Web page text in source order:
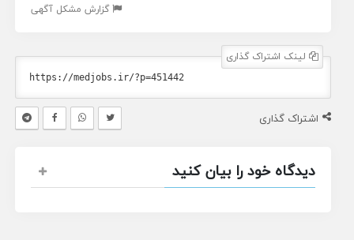
گزارش مشکل آگهی
لینک اشتراک گذاری
اشتراک گذاری
دیدگاه خود را بیان کنید